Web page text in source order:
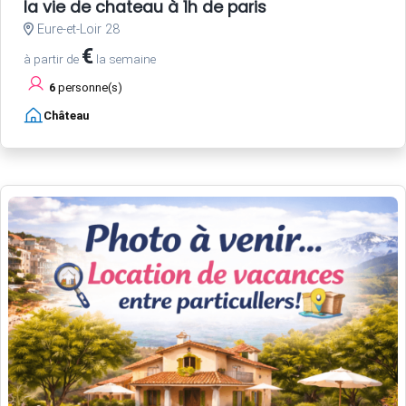
la vie de chateau à 1h de paris
Eure-et-Loir 28
à partir de € la semaine
6 personne(s)
Château